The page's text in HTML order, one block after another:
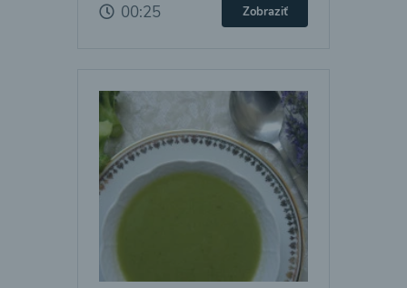
00:25 Zobraziť